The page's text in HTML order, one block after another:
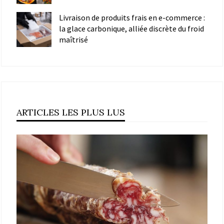
Livraison de produits frais en e-commerce :
la glace carbonique, alliée discrète du froid
maîtrisé
ARTICLES LES PLUS LUS